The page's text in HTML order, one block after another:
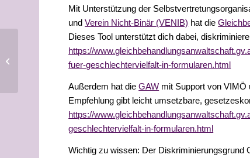
Mit Unterstützung der
undVerein Nicht-Binär (VENIB) hat die
Dieses Tool unterstützt dich dabei,
https://
fuer-geschlechtervielfalt-in-formularen.html
Außerdem hat dieGAW mit Support von
Empfehlung gibt leicht umsetzbare,
https://
geschlechtervielfalt-in-formularen.html
Wichtig zu wissen: Der
Workshops in ÖGS